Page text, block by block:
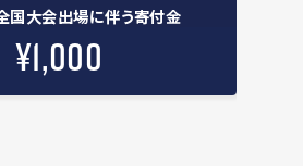
国大会出場に伴う寄付金
¥1,000